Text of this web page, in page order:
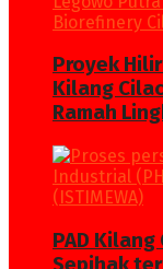
Proyek
Kilang
Ramah
PAD